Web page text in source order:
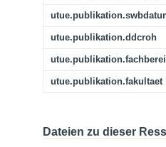
utue.publikation.ddcroh
utue.publikation.fakultaet
Dateien zu dieser